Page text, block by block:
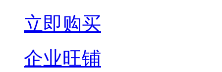
立即购买
企业旺铺